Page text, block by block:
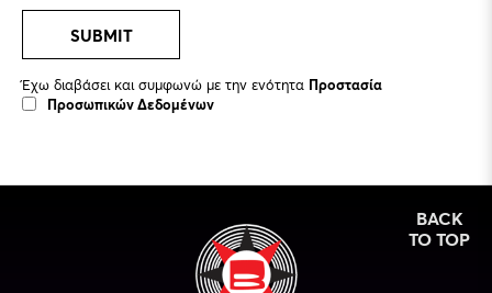
SUBMIT
Έχω διαβάσει και συμφωνώ με την ενότητα Προστασία
Προσωπικών Δεδομένων
BACK
TO TOP